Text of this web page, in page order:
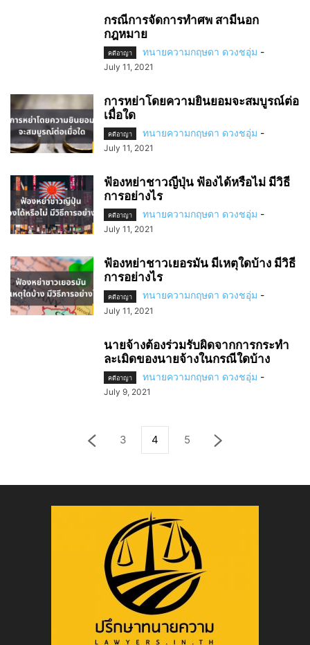
กรณีการจัดการทำศพ สามีนอก
กฎหมาย
คดีอาญา ทนายความกฤษดา ดวงชอุ่ม -
July 11, 2021
การหย่าโดยความยินยอมจะสมบูรณ์ต่อ
เมื่อใด
คดีอาญา ทนายความกฤษดา ดวงชอุ่ม -
July 11, 2021
ฟ้องหย่าชาวญีปุ่น ฟ้องได้หรือไม่ มีวิธี
การอย่างไร
คดีอาญา ทนายความกฤษดา ดวงชอุ่ม -
July 11, 2021
ฟ้องหย่าชาวเยอรมัน มีเหตุใดบ้าง มีวิธี
การอย่างไร
คดีอาญา ทนายความกฤษดา ดวงชอุ่ม -
July 11, 2021
นายจ้างต้องร่วมรับผิดจากการกระทำ
ละเมิดของนายจ้างในกรณีใดบ้าง
คดีอาญา ทนายความกฤษดา ดวงชอุ่ม -
July 9, 2021
3 4 5